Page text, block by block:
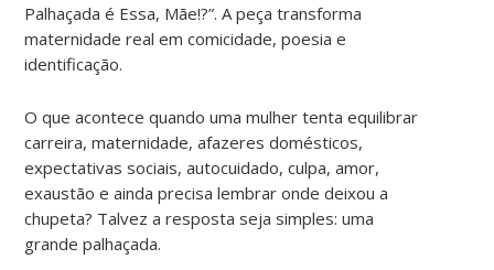
Palhaçada é Essa, Mãe!?”. A peça transforma
maternidade real em comicidade, poesia e
identificação.
O que acontece quando uma mulher tenta equilibrar
carreira, maternidade, afazeres domésticos,
expectativas sociais, autocuidado, culpa, amor,
exaustão e ainda precisa lembrar onde deixou a
chupeta? Talvez a resposta seja simples: uma
grande palhaçada.